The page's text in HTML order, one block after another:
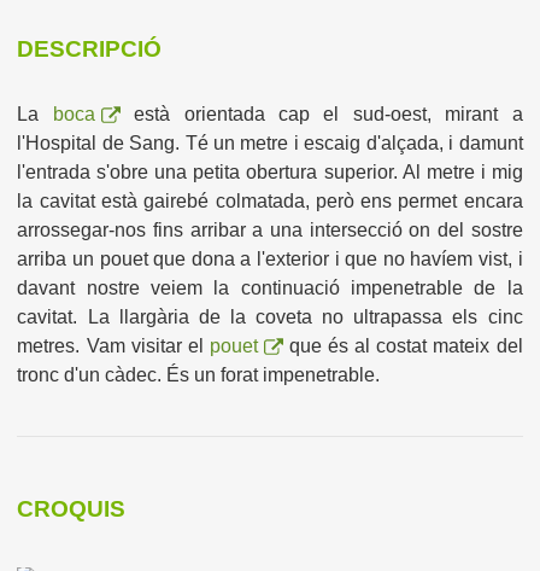
DESCRIPCIÓ
La boca
està orientada cap el sud-oest, mirant a
l'Hospital de Sang. Té un metre i escaig d'alçada, i damunt
l'entrada s'obre una petita obertura superior. Al metre i mig
la cavitat està gairebé colmatada, però ens permet encara
arrossegar-nos fins arribar a una intersecció on del sostre
arriba un pouet que dona a l'exterior i que no havíem vist, i
davant nostre veiem la continuació impenetrable de la
cavitat. La llargària de la coveta no ultrapassa els cinc
metres. Vam visitar el pouet
que és al costat mateix del
tronc d'un càdec. És un forat impenetrable.
CROQUIS